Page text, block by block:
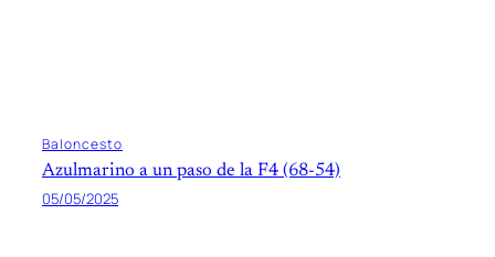
Baloncesto
Azulmarino a un paso de la F4 (68-54)
05/05/2025